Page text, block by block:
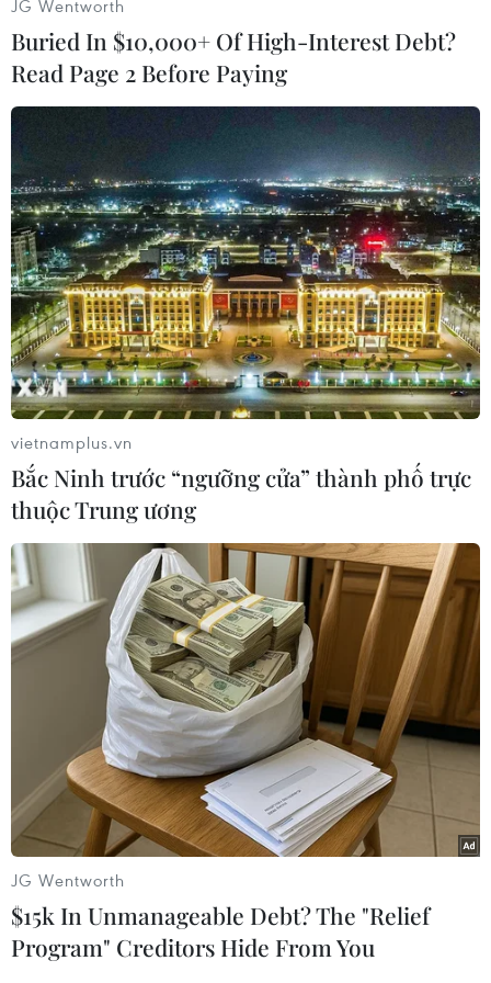
và các kiều bào, doanh nghiệp nhằm chia sẻ
động viênđồng bào Hà Tĩnh bị thiệt hại nặng nề
sau các trận bão lụt./.
Phan Quân (Vietnam+)
#VietnamPlus #Hương Khê
#Ủng hộ
Áo Thụy Điển Việt Nam
Theo dõi VietnamPlus
JG Wentworth
Buried In $10,000+ Of High-Interest Debt?
Read Page 2 Before Paying
vietnamplus.vn
Bắc Ninh trước “ngưỡng cửa” thành phố trực
thuộc Trung ương
JG Wentworth
$15k In Unmanageable Debt? The "Relief
Program" Creditors Hide From You